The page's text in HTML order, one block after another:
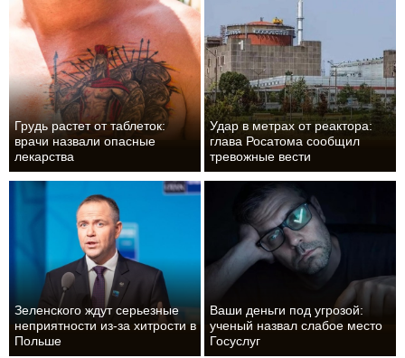
Грудь растет от таблеток:
врачи назвали опасные
лекарства
Удар в метрах от реактора:
глава Росатома сообщил
тревожные вести
Зеленского ждут серьезные
неприятности из-за хитрости в
Польше
Ваши деньги под угрозой:
ученый назвал слабое место
Госуслуг